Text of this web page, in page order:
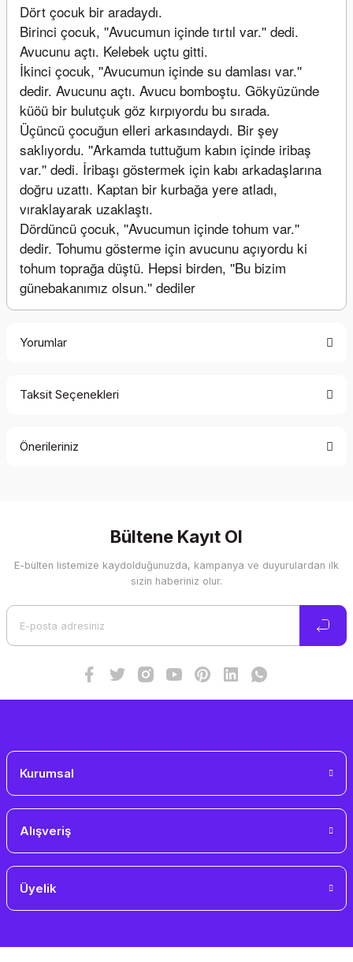
Dört çocuk bir aradaydı.
Birinci çocuk, ''Avucumun içinde tırtıl var.'' dedi.
Avucunu açtı. Kelebek uçtu gitti.
İkinci çocuk, ''Avucumun içinde su damlası var.''
dedir. Avucunu açtı. Avucu bomboştu. Gökyüzünde
küöü bir bulutçuk göz kırpıyordu bu sırada.
Üçüncü çocuğun elleri arkasındaydı. Bir şey
saklıyordu. ''Arkamda tuttuğum kabın içinde iribaş
var.'' dedi. İribaşı göstermek için kabı arkadaşlarına
doğru uzattı. Kaptan bir kurbağa yere atladı,
vıraklayarak uzaklaştı.
Dördüncü çocuk, ''Avucumun içinde tohum var.''
dedir. Tohumu gösterme için avucunu açıyordu ki
tohum toprağa düştü. Hepsi birden, ''Bu bizim
günebakanımız olsun.'' dediler
Yorumlar
Taksit Seçenekleri
Önerileriniz
Görüş ve önerileriniz için teşekkür ederiz.
Ürün resmi kalitesiz, bozuk veya görüntülenemiyor.
Bültene Kayıt Ol
E-bülten listemize kaydolduğunuzda, kampanya ve duyurulardan ilk
sizin haberiniz olur.
Kurumsal
Alışveriş
Üyelik